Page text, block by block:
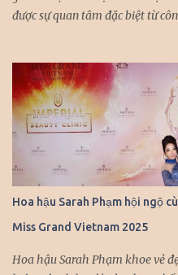
được sự quan tâm đặc biệt từ
mặt được nhiều nhà thiết kế
lần xuất hiện trên sàn diễn, cô
mắt với những màn trình diễn
chương trình Lễ hội mùa Thu
kế Khôi Nguyễn vừa qua,
định vị thế của mình khi cùng
đám trong giới doanh nhân. Sự
người đẹp khoe sắc mà còn là
nhau phát triển. Chia sẻ về kế
Hoa hậu Sarah Phạm hội ngộ
Miss Grand Vietnam 2025
Hoa hậu Sarah Phạm khoe vẻ